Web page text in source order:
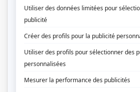
Genre
Réalisation
Patrice Sauvé
Production